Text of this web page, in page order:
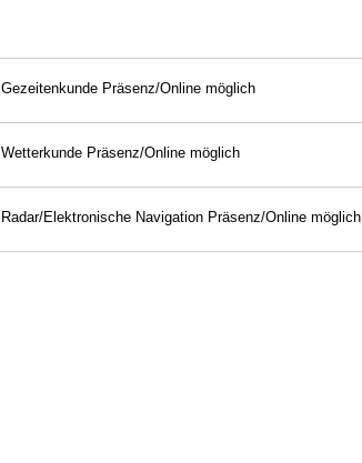
Gezeitenkunde Präsenz/Online möglich
Wetterkunde Präsenz/Online möglich
Radar/Elektronische Navigation Präsenz/Online möglich